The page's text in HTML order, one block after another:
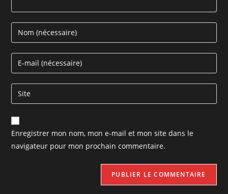
Enregistrer mon nom, mon e-mail et mon site dans le
navigateur pour mon prochain commentaire.